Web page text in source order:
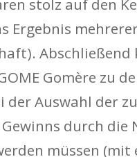
Ergebnis
Abschließend
Gomère zu
der Auswahl der
durch
müssen (mit